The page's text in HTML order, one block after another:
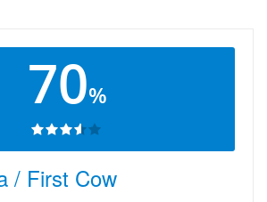
70%
/ First Cow